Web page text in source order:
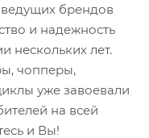
брендов
и надежность
нескольких лет.
чопперы,
уже завоевали
на всей
и Вы!